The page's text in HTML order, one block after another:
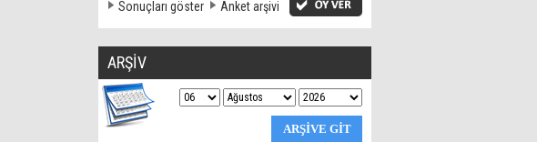
Sonuçları göster Anket arşivi
ARŞİV